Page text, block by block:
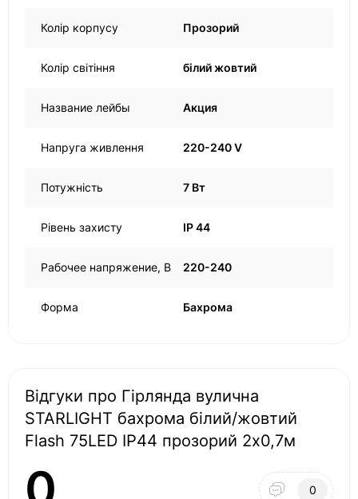
Колір корпусу Прозорий
Колір світіння білий жовтий
Название лейбы Акция
Напруга живлення 220-240 V
Потужність 7 Вт
Рівень захисту IP 44
Рабочее напряжение, В 220-240
Форма Бахрома
Відгуки про Гірлянда вулична
STARLIGHT бахрома білий/жовтий
Flash 75LED IP44 прозорий 2x0,7м
0